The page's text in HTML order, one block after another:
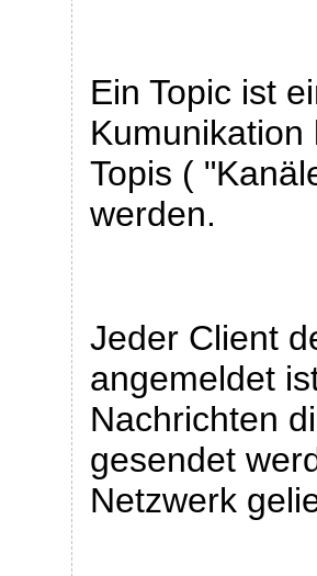
Ein Topic ist
Topis (
werden.
Jeder Client
angemeldet
Nachrichten
gesendet
Netzwerk